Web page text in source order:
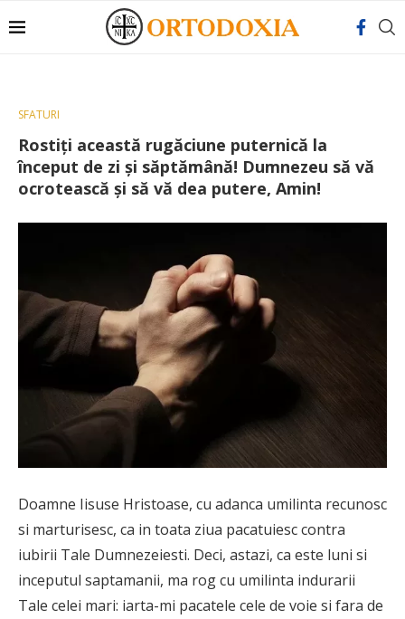
SFATURI
Rostiți această rugăciune puternică la
început de zi și săptămână! Dumnezeu să vă
ocrotească și să vă dea putere, Amin!
Doamne Iisuse Hristoase, cu adanca umilinta recunosc
si marturisesc, ca in toata ziua pacatuiesc contra
iubirii Tale Dumnezeiesti. Deci, astazi, ca este luni si
inceputul saptamanii, ma rog cu umilinta indurarii
Tale celei mari: iarta-mi pacatele cele de voie si fara de